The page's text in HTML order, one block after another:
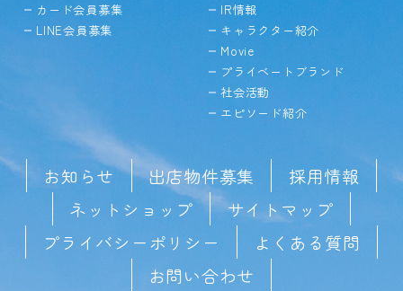
カード会員募集
LINE会員募集
IR情報
キャラクター紹介
Movie
プライベートブランド
社会活動
エピソード紹介
お知らせ 出店物件募集
採用情報
ネットショップ
サイトマップ
プライバシーポリシー
よくある質問
お問い合わせ